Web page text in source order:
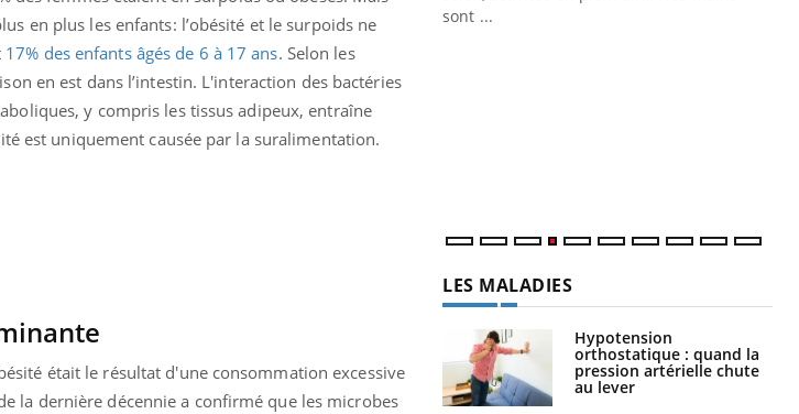
en plus les enfants: l’obésité et le surpoids ne
17% des enfants âgés de 6 à 17 ans. Selon les
en est dans l’intestin. L'interaction des bactéries
y compris les tissus adipeux, entraîne
est uniquement causée par la suralimentation.
était le résultat d'une consommation excessive
la dernière décennie a confirmé que les microbes
sont ...
LES MALADIES
Hypotension
orthostatique : quand la
pression artérielle chute
au lever